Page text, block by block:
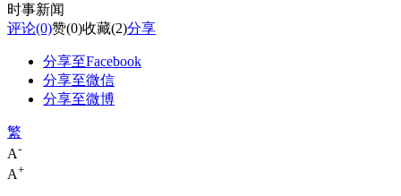
时事新闻
评论(0)赞(0)收藏(2)分享
分享至Facebook
分享至微信
分享至微博
繁
A-
A+